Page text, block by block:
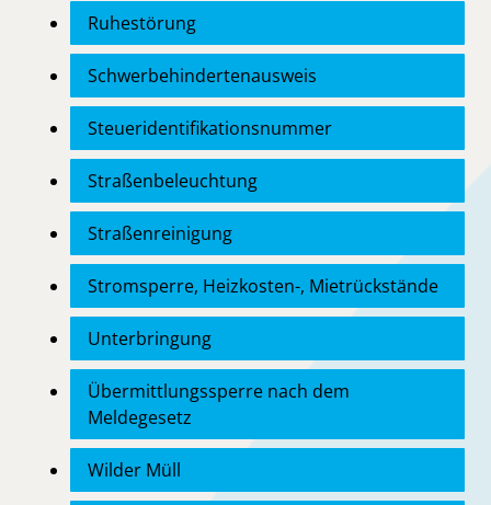
Ruhestörung
Schwerbehindertenausweis
Steueridentifikationsnummer
Straßenbeleuchtung
Straßenreinigung
Stromsperre, Heizkosten-, Mietrückstände
Unterbringung
Übermittlungssperre nach dem
Meldegesetz
Wilder Müll